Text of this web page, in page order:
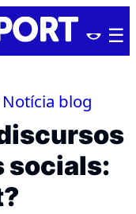
Notícia blog
socials: